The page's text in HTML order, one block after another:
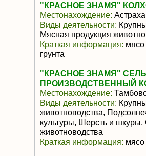
"КРАСНОЕ ЗНАМЯ"
Местонахождение:
Виды деятельности:
Мясная продукция
Краткая информация: мясо
грунта
"КРАСНОЕ ЗНАМЯ"
ПРОИЗВОДСТВЕННЫЙ
Местонахождение:
Виды деятельности:
животноводства,
культуры, Шерсть и
животноводства
Краткая информация: мясо